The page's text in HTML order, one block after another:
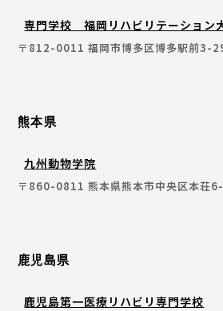
専門学校 福岡リハビリテーション
〒812-0011 福岡市博多区博多駅前3-
熊本県
九州動物学院
〒860-0811 熊本県熊本市中央区本荘
鹿児島県
鹿児島第一医療リハビリ専門学校